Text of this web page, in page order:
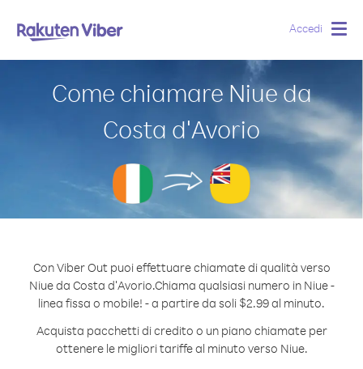
Accedi
Come chiamare Niue da
Costa d′Avorio
Con Viber Out puoi effettuare chiamate di qualità verso
Niue da Costa d′Avorio.Chiama qualsiasi numero in Niue -
linea fissa o mobile! - a partire da soli $2.99 al minuto.
Acquista pacchetti di credito o un piano chiamate per
ottenere le migliori tariffe al minuto verso Niue.